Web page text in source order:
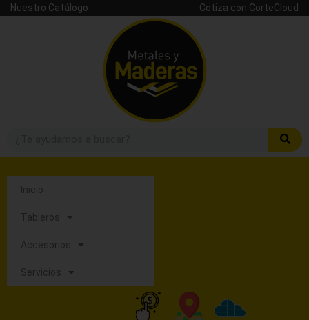
Nuestro Catálogo Cotiza con CorteCloud
Inicio
Tableros
Accesorios
Servicios